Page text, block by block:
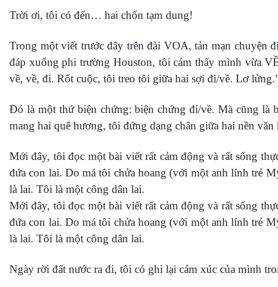
Trời ơi, tôi có đến… hai chốn tạm dung!
Trong một viết trước đây trên đài VOA, tản mạn chuyện
đáp xuống phi trường Houston, tôi cảm thấy mình vừa
về, về, đi. Rốt cuộc, tôi treo tôi giữa hai sợi đi/về. Lơ
Đó là một thứ biện chứng: biện chứng đi/về. Mà cũng là
mang hai quê hương, tôi đứng dạng chân giữa hai nền
Mới đây, tôi đọc một bài viết rất cảm động và rất sống
đứa con lai. Do má tôi chửa hoang (với một anh lính trẻ
là lai. Tôi là một công dân lai.
Mới đây, tôi đọc một bài viết rất cảm động và rất sống
đứa con lai. Do má tôi chửa hoang (với một anh lính trẻ
là lai. Tôi là một công dân lai.
Ngày rời đất nước ra đi, tôi có ghi lại cảm xúc của mình